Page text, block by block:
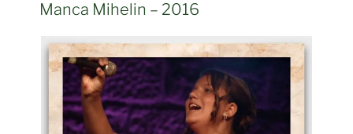
DNE
Manca Mihelin – 2016